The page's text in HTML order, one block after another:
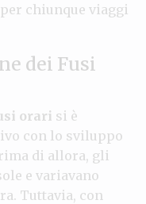
chiunque viaggi
dei Fusi
orari si è
con lo sviluppo
di allora, gli
e variavano
Tuttavia, con